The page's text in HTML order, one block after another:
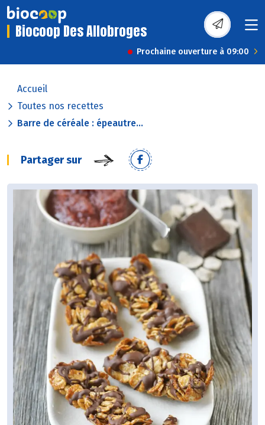
Biocoop Des Allobroges
Prochaine ouverture à 09:00
Accueil
Toutes nos recettes
Barre de céréale : épeautre...
Partager sur